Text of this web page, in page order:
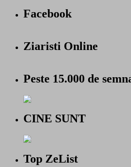
Facebook
Ziaristi Online
Peste 15.000 de
CINE SUNT
Top ZeList